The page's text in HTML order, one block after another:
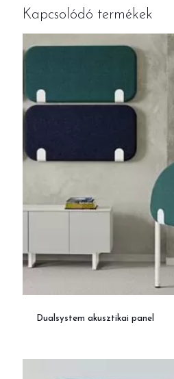
Kapcsolódó termékek
Dualsystem akusztikai panel